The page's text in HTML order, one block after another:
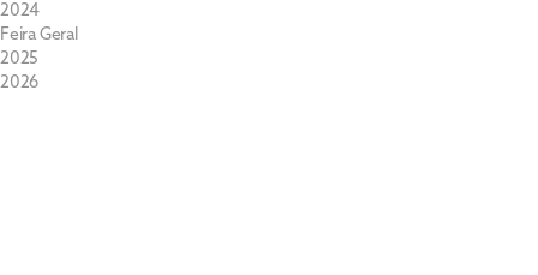
2024
Feira Geral
2025
2026